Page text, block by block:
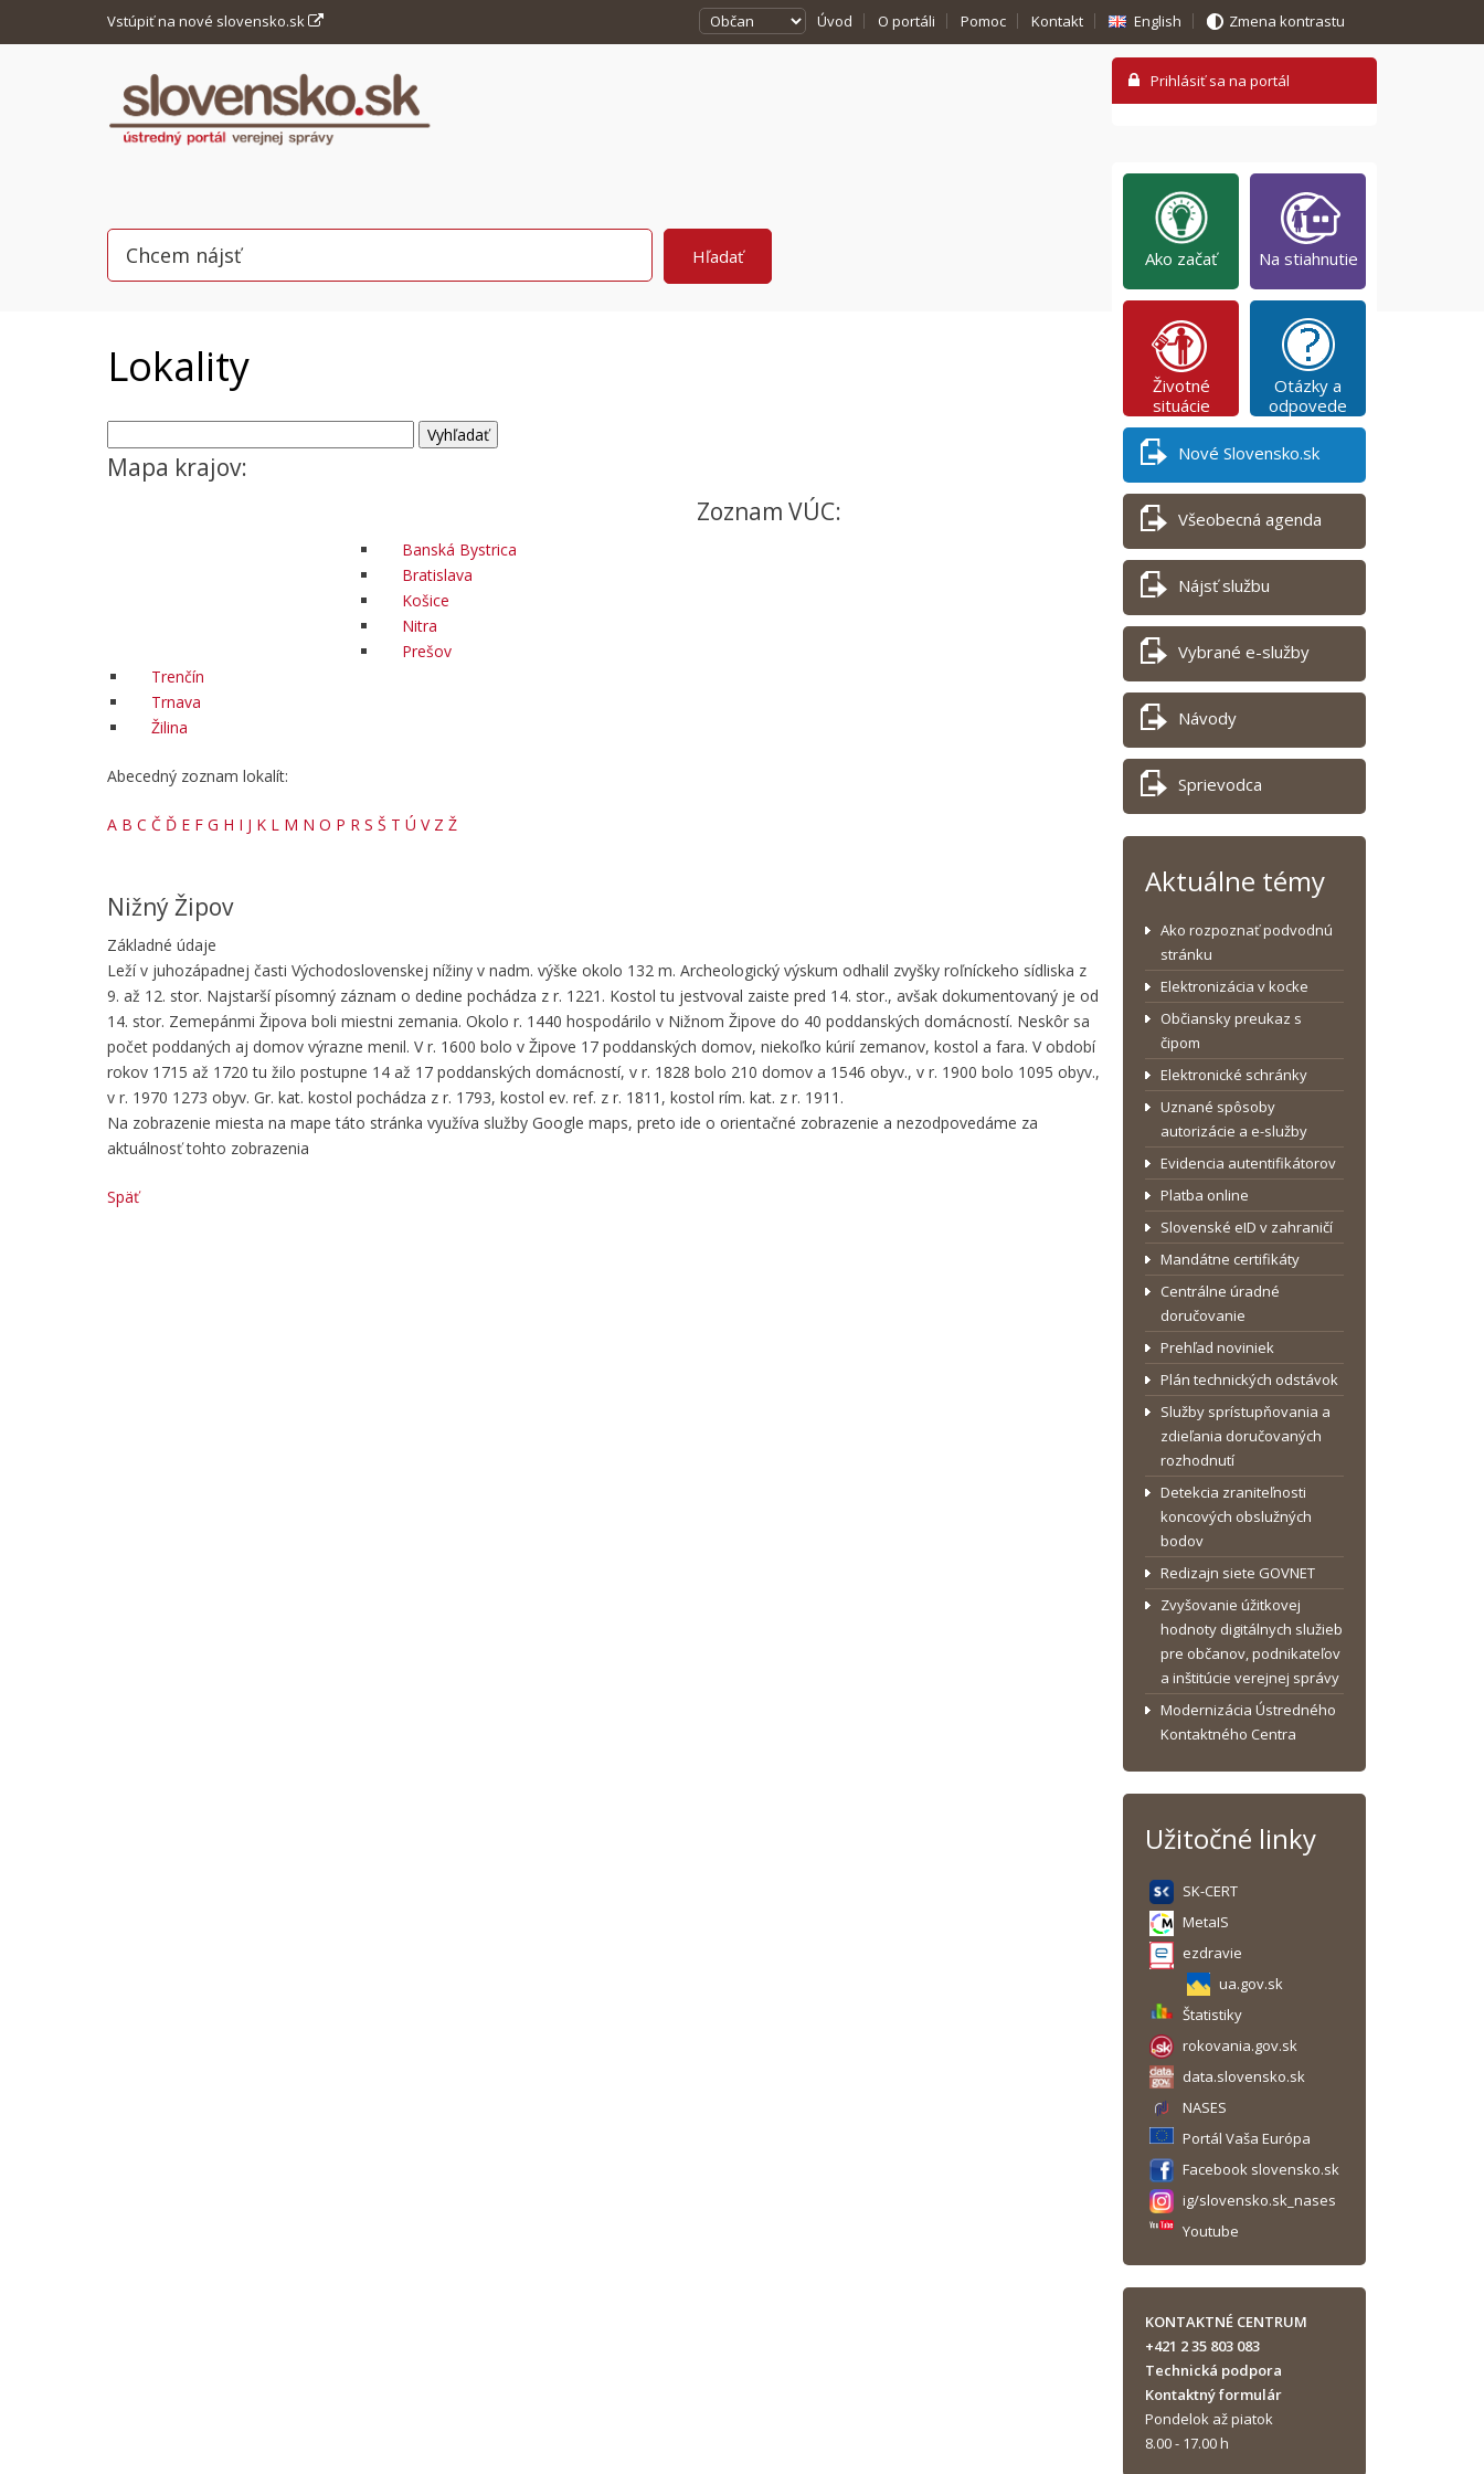
Vstúpiť na nové slovensko.sk Úvod O portáli Pomoc Kontakt English Zmena kontrastu
Lokality
Mapa krajov:
Zoznam VÚC:
Banská Bystrica
Bratislava
Košice
Nitra
Prešov
Trenčín
Trnava
Žilina
Abecedný zoznam lokalít:
A B C Č Ď E F G H I J K L M N O P R S Š T Ú V Z Ž
Nižný Žipov
Základné údaje
Leží v juhozápadnej časti Východoslovenskej nížiny v nadm. výške okolo 132 m. Archeologický výskum odhalil zvyšky roľníckeho sídliska z
9. až 12. stor. Najstarší písomný záznam o dedine pochádza z r. 1221. Kostol tu jestvoval zaiste pred 14. stor., avšak dokumentovaný je od
14. stor. Zemepánmi Žipova boli miestni zemania. Okolo r. 1440 hospodárilo v Nižnom Žipove do 40 poddanských domácností. Neskôr sa
počet poddaných aj domov výrazne menil. V r. 1600 bolo v Žipove 17 poddanských domov, niekoľko kúrií zemanov, kostol a fara. V období
rokov 1715 až 1720 tu žilo postupne 14 až 17 poddanských domácností, v r. 1828 bolo 210 domov a 1546 obyv., v r. 1900 bolo 1095 obyv.,
v r. 1970 1273 obyv. Gr. kat. kostol pochádza z r. 1793, kostol ev. ref. z r. 1811, kostol rím. kat. z r. 1911.
Na zobrazenie miesta na mape táto stránka využíva služby Google maps, preto ide o orientačné zobrazenie a nezodpovedáme za
aktuálnosť tohto zobrazenia
Späť
Ako začať Na stiahnutie
Životné
situácie
Otázky a
odpovede
Nové Slovensko.sk
Všeobecná agenda
Nájsť službu
Vybrané e-služby
Návody
Sprievodca
Aktuálne témy
Ako rozpoznať podvodnú
stránku
Elektronizácia v kocke
Občiansky preukaz s
čipom
Elektronické schránky
Uznané spôsoby
autorizácie a e-služby
Evidencia autentifikátorov
Platba online
Slovenské eID v zahraničí
Mandátne certifikáty
Centrálne úradné
doručovanie
Prehľad noviniek
Plán technických odstávok
Služby sprístupňovania a
zdieľania doručovaných
rozhodnutí
Detekcia zraniteľnosti
koncových obslužných
bodov
Redizajn siete GOVNET
Zvyšovanie úžitkovej
hodnoty digitálnych služieb
pre občanov, podnikateľov
a inštitúcie verejnej správy
Modernizácia Ústredného
Kontaktného Centra
Užitočné linky
SK-CERT
MetaIS
ezdravie
ua.gov.sk
Štatistiky
rokovania.gov.sk
data.slovensko.sk
NASES
Portál Vaša Európa
Facebook slovensko.sk
ig/slovensko.sk_nases
Youtube
KONTAKTNÉ CENTRUM
+421 2 35 803 083
Technická podpora
Kontaktný formulár
Pondelok až piatok
8.00 - 17.00 h